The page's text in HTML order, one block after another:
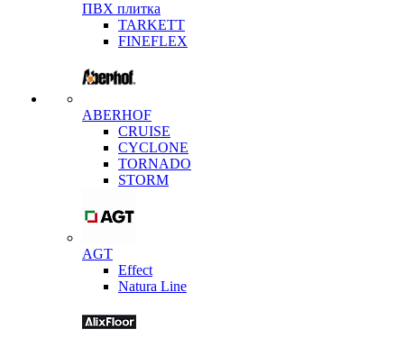
ПВХ плитка
TARKETT
FINEFLEX
ABERHOF
CRUISE
CYCLONE
TORNADO
STORM
AGT
Effect
Natura Line